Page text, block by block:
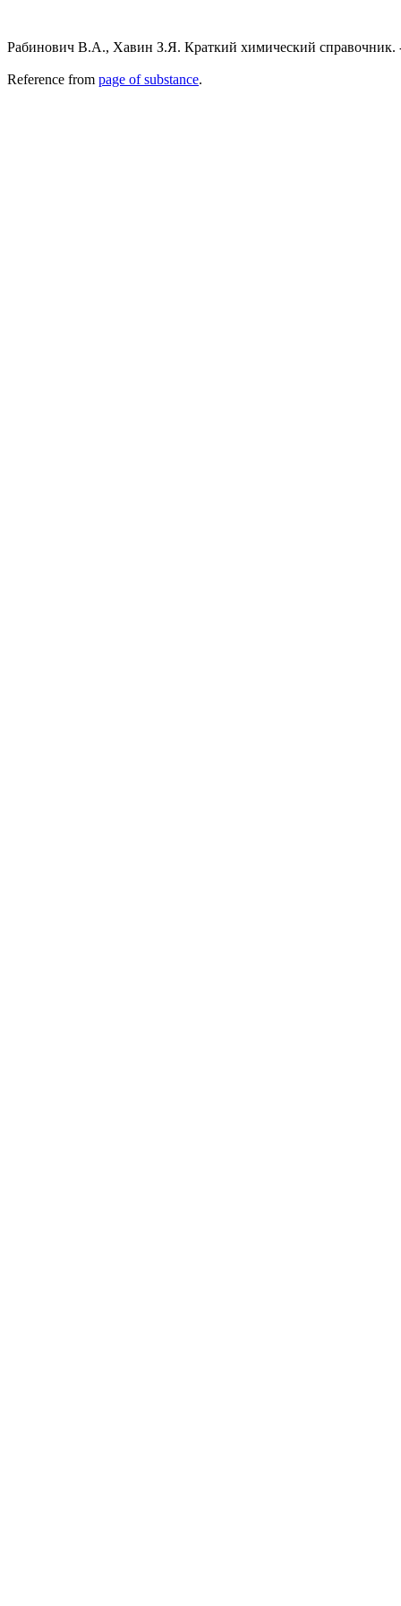
Рабинович В.А., Хавин З.Я. Краткий химический
Reference from page of substance.